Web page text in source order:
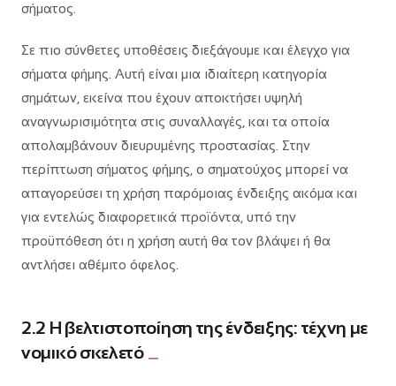
σήματος.
Σε πιο σύνθετες υποθέσεις διεξάγουμε και έλεγχο για
σήματα φήμης. Αυτή είναι μια ιδιαίτερη κατηγορία
σημάτων, εκείνα που έχουν αποκτήσει υψηλή
αναγνωρισιμότητα στις συναλλαγές, και τα οποία
απολαμβάνουν διευρυμένης προστασίας. Στην
περίπτωση σήματος φήμης, ο σηματούχος μπορεί να
απαγορεύσει τη χρήση παρόμοιας ένδειξης ακόμα και
για εντελώς διαφορετικά προϊόντα, υπό την
προϋπόθεση ότι η χρήση αυτή θα τον βλάψει ή θα
αντλήσει αθέμιτο όφελος.
2.2 Η βελτιστοποίηση της ένδειξης: τέχνη με
νομικό σκελετό